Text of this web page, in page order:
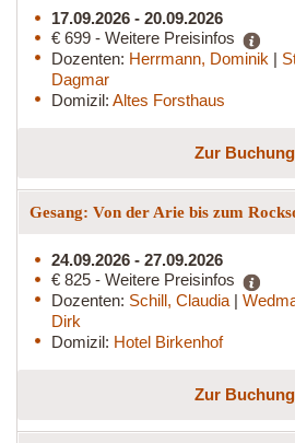
17.09.2026 - 20.09.2026
€ 699 - Weitere Preisinfos
Dozenten: Herrmann, Dominik |
Dagmar
Domizil: Altes Forsthaus
Zur Buchung
Gesang: Von der Arie bis zum
24.09.2026 - 27.09.2026
€ 825 - Weitere Preisinfos
Dozenten: Schill, Claudia |
Dirk
Domizil: Hotel Birkenhof
Zur Buchung